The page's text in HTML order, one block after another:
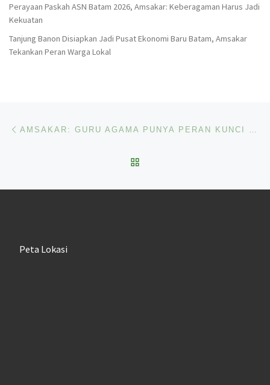
Perayaan Paskah ASN Batam 2026, Amsakar: Keberagaman Harus Jadi
Kekuatan
Tanjung Banon Disiapkan Jadi Pusat Ekonomi Baru Batam, Amsakar
Tekankan Peran Warga Lokal
Navigasi pos
Peta Lokasi